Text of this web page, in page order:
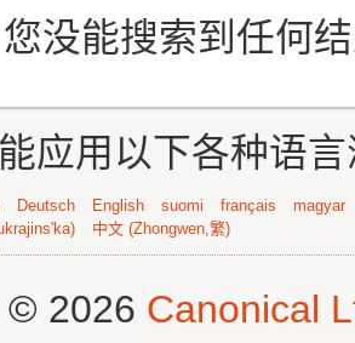
没能搜索到任何
应用以下各种语
Deutsch English suomi français
magyar
中文 (Zhongwen,繁)
© 2026 Canonical